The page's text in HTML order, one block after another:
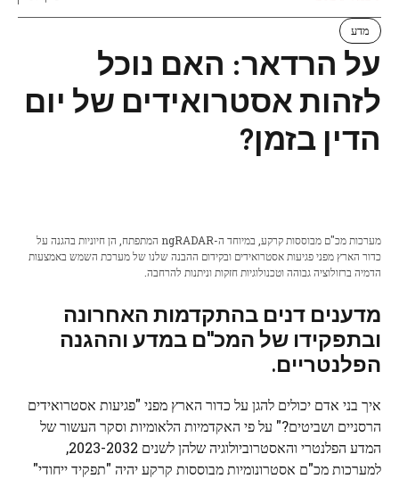
מדע
על הרדאר: האם נוכל
לזהות אסטרואידים של יום
הדין בזמן?
מערכות מכ"ם מבוססות קרקע, במיוחד ה-ngRADAR המתפתח, הן חיוניות בהגנה על
כדור הארץ מפני פגיעות אסטרואידים ובקידום ההבנה שלנו של מערכת השמש באמצעות
הדמיה ברזולוציה גבוהה וטכנולוגיות חזקות וניתנות להרחבה.
מדענים דנים בהתקדמות האחרונה
ובתפקידו של המכ"ם במדע וההגנה
הפלנטריים.
איך בני אדם יכולים להגן על כדור הארץ מפני "פגיעות אסטרואידים
הרסניים ושביטים?" על פי האקדמיות הלאומיות וסקר העשור של
המדע הפלנטרי והאסטרוביולוגיה שלהן לשנים 2023-2032,
למערכות מכ"ם אסטרונומיות מבוססות קרקע יהיה "תפקיד ייחודי"